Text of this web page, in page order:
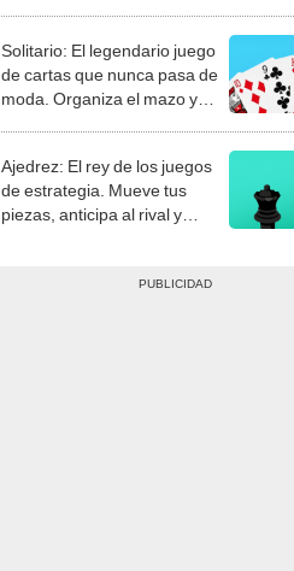
Solitario: El legendario juego
de cartas que nunca pasa de
moda. Organiza el mazo y
Ajedrez: El rey de los juegos
de estrategia. Mueve tus
piezas, anticipa al rival y